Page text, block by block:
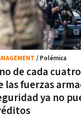
de cada
las fuerzas
ya no
/ Polémica